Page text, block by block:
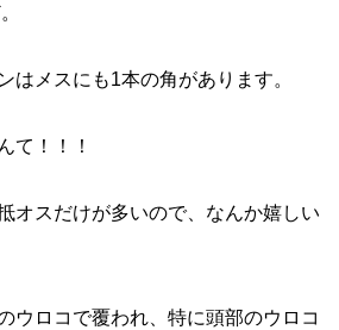
はメスにも1本の角があります。
て！！！
オスだけが多いので、なんか嬉しい
ウロコで覆われ、特に頭部のウロコ